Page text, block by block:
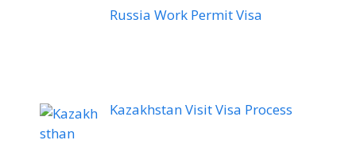
Russia Work Permit Visa
Kazakhstan Visit Visa Process